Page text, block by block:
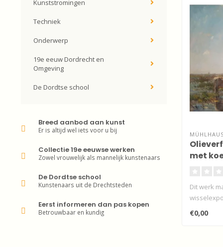
Kunststromingen
Techniek
Onderwerp
19e eeuw Dordrecht en
Omgeving
De Dordtse school
Breed aanbod aan kunst
Er is altijd wel iets voor u bij
Collectie 19e eeuwse werken
Zowel vrouwelijk als mannelijk kunstenaars
De Dordtse school
Kunstenaars uit de Drechtsteden
Eerst informeren dan pas kopen
Betrouwbaar en kundig
met
Dit werk
€0,00